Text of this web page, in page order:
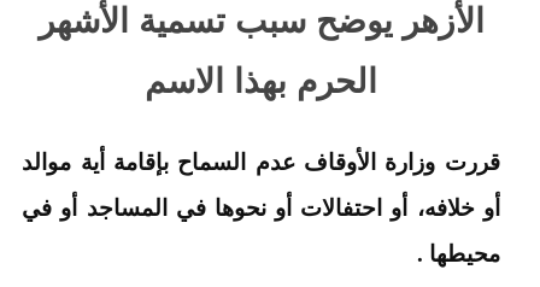
الأزهر يوضح سبب تسمية الأشهر
الحرم بهذا الاسم
قررت وزارة الأوقاف عدم السماح بإقامة أية موالد
أو خلافه، أو احتفالات أو نحوها في المساجد أو في
محيطها .